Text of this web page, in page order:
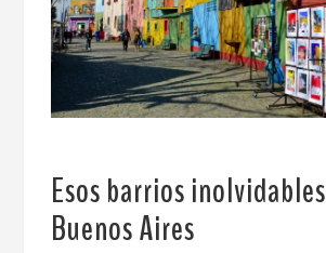
Esos barrios
Buenos Aires